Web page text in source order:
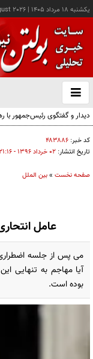
يکشنبه ۱۸ مرداد ۱۴۰۵ |
2026
باز
و
دیدار و گفتگوی رئیس‌جمهور با
کد خبر: ۴۸۳۸۸۶
تاریخ انتشار: ۰۲ خرداد ۱۳۹۶ - ۲۱:۱۶
صفحه نخست »بین الملل
عامل
می پس از جلسه اضطراری
آیا مهاجم به تنهایی
بوده است.